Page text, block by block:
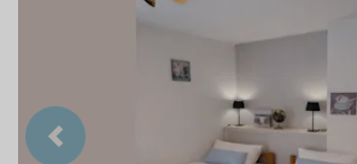
Précedent